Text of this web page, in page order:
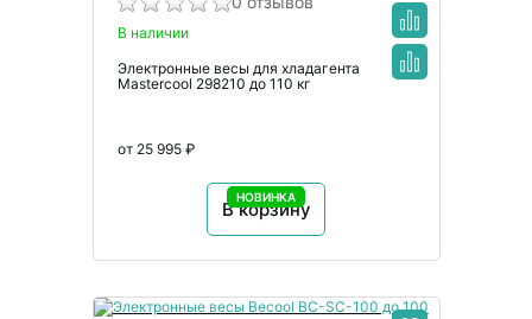
В наличии
Электронные весы для хладагента
Mastercool 298210 до 110 кг
от 25 995 ₽
В корзину
НОВИНКА